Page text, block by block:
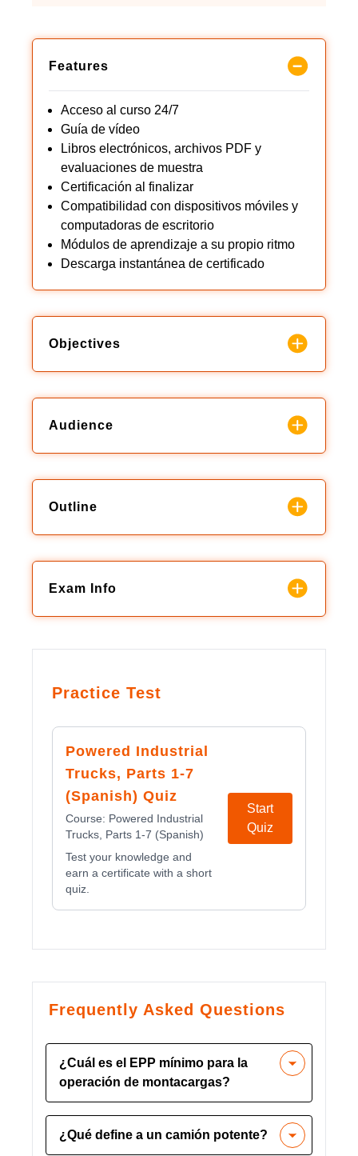
Features
Acceso al curso 24/7
Guía de vídeo
Libros electrónicos, archivos PDF y
evaluaciones de muestra
Certificación al finalizar
Compatibilidad con dispositivos móviles y
computadoras de escritorio
Módulos de aprendizaje a su propio ritmo
Descarga instantánea de certificado
Objectives
Audience
Outline
Exam Info
Practice Test
Powered Industrial
Trucks, Parts 1-7
(Spanish) Quiz
Course: Powered Industrial
Trucks, Parts 1-7 (Spanish)
Test your knowledge and
earn a certificate with a short
quiz.
Start
Quiz
Frequently Asked Questions
¿Cuál es el EPP mínimo para la
operación de montacargas?
El Equipo de Protección Individual
(EPP) mínimo requerido para operar
¿Qué define a un camión potente?